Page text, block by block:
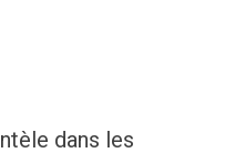
dans les